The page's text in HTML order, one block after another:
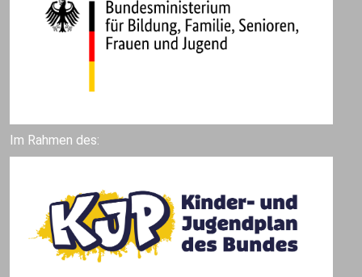
Im Rahmen des: